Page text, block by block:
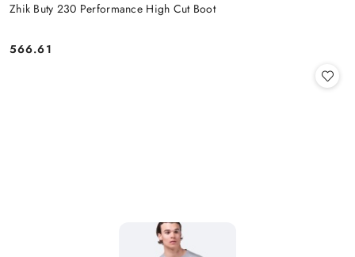
Zhik Buty 230 Performance High Cut Boot
Cena:
566.61